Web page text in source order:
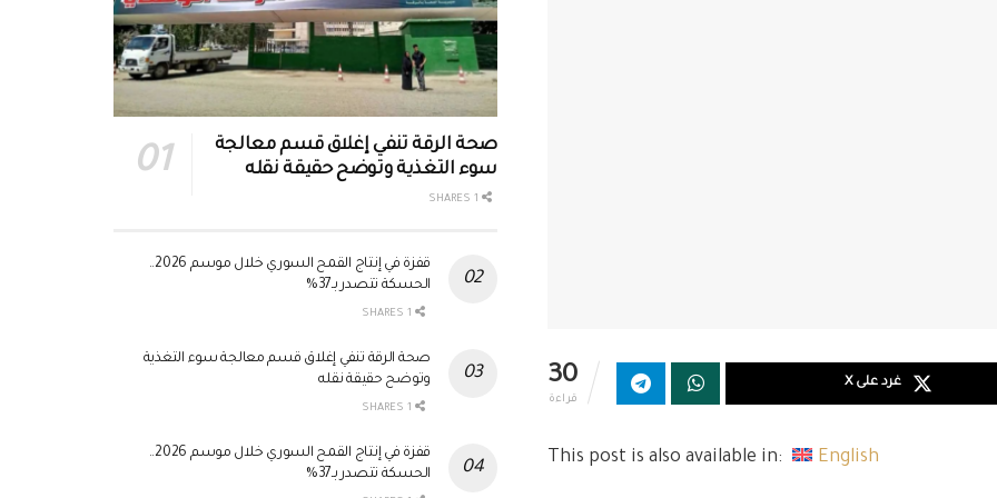
30
قراءة
غرد على X
This post is also available in: English
صحة الرقة تنفي إغلاق قسم معالجة
سوء التغذية وتوضح حقيقة نقله
قفزة في إنتاج القمح السوري خلال موسم 2026..
الحسكة تتصدر بـ37%
صحة الرقة تنفي إغلاق قسم معالجة سوء التغذية
وتوضح حقيقة نقله
قفزة في إنتاج القمح السوري خلال موسم 2026..
الحسكة تتصدر بـ37%